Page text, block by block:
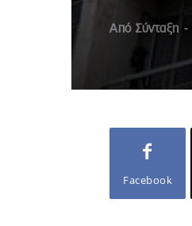
Από Σύνταξη -
Facebook